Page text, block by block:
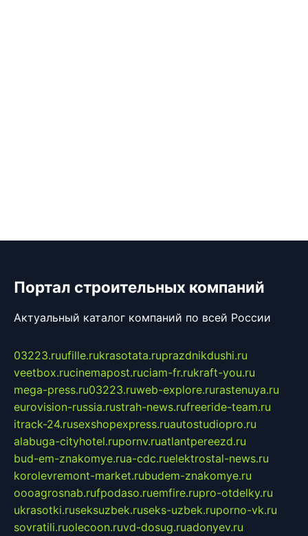
Портал строительных компаний
Актуальный каталог компаний по всей России
03223.ruufille.rukrasotata.ruprazdnikdushi.ru
veetbox.rucinemapost.ruciam-fr.rukraft-you.ru
mega-press.ru03223.ruweb-explore.rurastenuya.ru
eurovision-russia.rustrah-news.rufreeride-team.ru
itrack-24.rusexshopexpress.ruautostudiopro.ru
alabuga-cityhotel.rupornv.ruatlantpereezd.ru
bud-em-znakomye.rua-cdc.ruelektrostal-news.ru
korolevremont-market.rubudem-znakomye.ru
oooagrosnab.rufpodaso.ruemfire.rupro-otdelky.ru
ukrasotki.ruseksuzbek.ruseks-uzbek.ruporno-vk.ru
sovratili.ruolecoon.ruvd-dosug.ruadonyev.ru